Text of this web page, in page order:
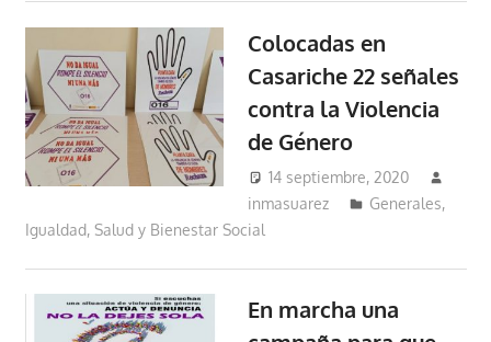
Colocadas en
Casariche 22 señales
contra la Violencia
de Género
14 septiembre, 2020
inmasuarez
Generales,
Igualdad, Salud y Bienestar Social
En marcha una